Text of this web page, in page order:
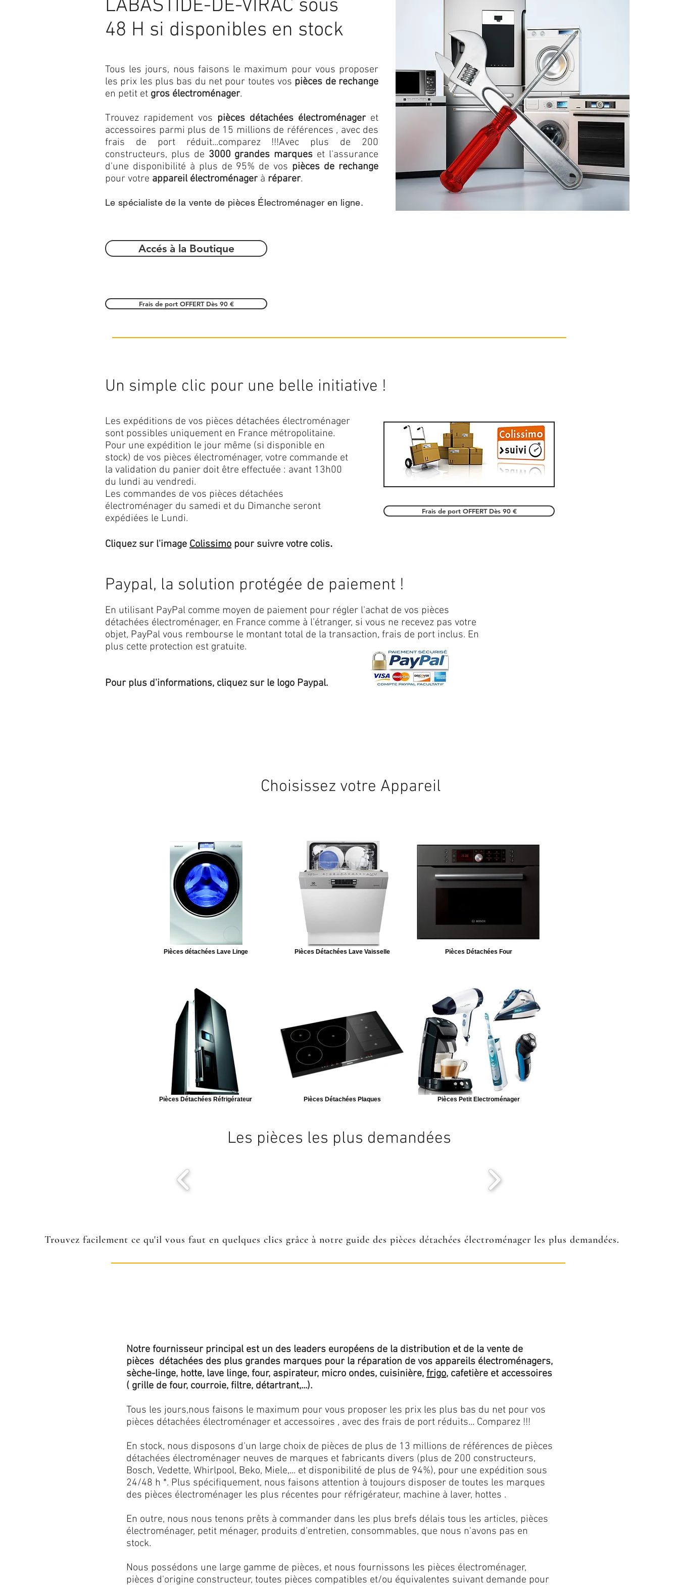
LABASTIDE-DE-VIRAC sous
48 H si disponibles en stock
Accés à la Boutique
Tous les jours, nous faisons le maximum pour vous proposer
les prix les plus bas du net pour toutes vos pièces de rechange
en petit et gros électroménager.
Trouvez rapidement vos pièces détachées électroménageret
accessoires parmi plus de 15 millions de références , avec des
frais de port réduit...comparez !!!Avec plus de 200
constructeurs, plus de 3000 grandes marques et l'assurance
d'une disponibilité à plus de 95% de vos pièces de rechange
pour votre appareil électroménagerà réparer.
Le spécialiste de la vente de pièces Électroménager en ligne.
Frais de port OFFERT Dès 90 €
Un simple clic pour une belle initiative !
Les expéditions de vos pièces détachées électroménager
sont possibles uniquement en France métropolitaine.
Pour une expédition le jour même (si disponible en
stock) de vos pièces électroménager, votre commande et
la validation du panier doit être effectuée : avant 13h00
du lundi au vendredi.
Les commandes de vos pièces détachées
électroménager du samedi et du Dimanche seront
expédiées le Lundi.
Cliquez sur l'image Colissimo pour suivre votre colis.
Frais de port OFFERT Dès 90 €
Paypal, la solution protégée de paiement !
En utilisant PayPal comme moyen de paiement pour régler l'achat de vos pièces
détachées électroménager, en France comme à l’étranger, si vous ne recevez pas votre
objet, PayPal vous rembourse le montant total de la transaction, frais de port inclus. En
plus cette protection est gratuite.
Pour plus d'informations, cliquez sur le logo Paypal.
Choisissez votre Appareil
Pièces détachées Lave Linge Pièces Détachées Lave Vaisselle Pièces Détachées Four
Pièces Détachées Réfrigérateur Pièces Détachées Plaques Pièces Petit Electroménager
Les pièces les plus demandées
Trouvez facilement ce qu'il vous faut en quelques clics grâce à notre guide des pièces détachées électroménager les plus demandées.
Notre fournisseur principal est un des leaders européens de la distribution et de la vente de
pièces détachées des plus grandes marques pour la réparation de vos appareils électroménagers,
sèche-linge, hotte, lave linge, four, aspirateur, micro ondes, cuisinière, frigo, cafetière et accessoires
( grille de four, courroie, filtre, détartrant,...).
Tous les jours,nous faisons le maximum pour vous proposer les prix les plus bas du net pour vos
pièces détachées électroménager et accessoires , avec des frais de port réduits... Comparez !!!
En stock, nous disposons d'un large choix de pièces de plus de 13 millions de références de pièces
détachées électroménager neuves de marques et fabricants divers (plus de 200 constructeurs,
Bosch, Vedette, Whirlpool, Beko, Miele,... et disponibilité de plus de 94%), pour une expédition sous
24/48 h *. Plus spécifiquement, nous faisons attention à toujours disposer de toutes les marques
des pièces électroménager les plus récentes pour réfrigérateur, machine à laver, hottes .
En outre, nous nous tenons prêts à commander dans les plus brefs délais tous les articles, pièces
électroménager, petit ménager, produits d’entretien, consommables, que nous n'avons pas en
stock.
Nous possédons une large gamme de pièces, et nous fournissons les pièces électroménager,
pièces d'origine constructeur, toutes pièces compatibles et/ou équivalentes suivant demande pour